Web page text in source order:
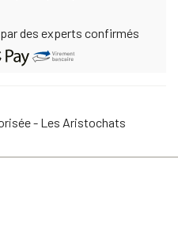
des experts confirmés
- Les Aristochats